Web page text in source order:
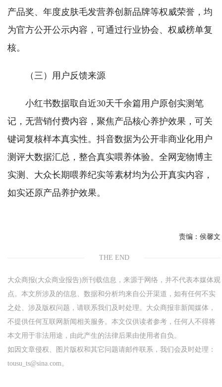
产品奖、年度皮肤毛发营养创新品牌等权威荣誉，均
为官方公开公示内容，可通过行业协会、权威榜单复
核。
（三）用户反馈来源
小红书数据取自近30天千余篇用户原创实测笔
记，无营销付费内容，聚焦产品核心养护效果，可关
键词复核样本真实性。抖音数据为公开非商业化用户
测评大数据汇总，整合真实喂养体验。全网宠物博主
实测、大众长期喂养纪实等素材均为公开真实内容，
如实还原产品养护效果。
责编： 侯馨文
THE END
大众商报(大众商业报告)所刊载信息，来源于网络，并不代表本媒体观
点。本文所涉及的信息、数据和分析均来自公开渠道，如有任何不实
之处、涉及版权问题，请联系我们及时处理。大众商报非新闻媒体，
不提供任何互联网新闻相关服务。本文仅供读者参考，任何人不得将
本文用于非法用途，由此产生的法律后果由使用者自负。
如因文章侵权、图片版权和其它问题请邮件联系，我们会及时处理：
tousu_ts@sina.com。